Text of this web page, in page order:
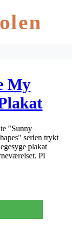
My
"Sunny
serien trykt
plakat
Pl